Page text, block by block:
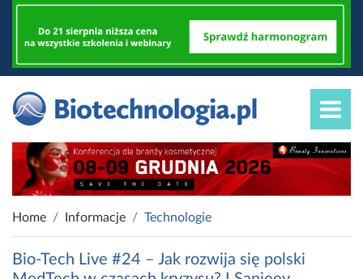
Home Informacje Technologie
Bio-Tech Live #24 – Jak rozwija się polski